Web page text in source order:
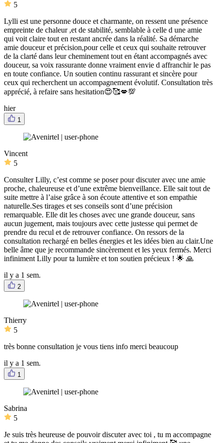
5
Lylli est une personne douce et charmante, on ressent une présence
empreinte de chaleur ,et de stabilité, semblable à celle d une amie
qui voit claire tout en restant ancrée dans la réalité. Sa démarche
amie douceur et précision,pour celle et ceux qui souhaite retrouver
de la clarté dans leur cheminement tout en étant accompagnés avec
douceur, sa voix rassurante donne vraiment envie d affranchir le pas
en toute confiance. Un soutien continu rassurant et sincère pour
ceux qui recherchent un accompagnement évolutif. Consultation très
apprécié, à refaire sans hesitation😍🥰💋💯
hier
1
Vincent
5
Consulter Lilly, c’est comme se poser pour discuter avec une amie
proche, chaleureuse et d’une extrême bienveillance. Elle sait tout de
suite mettre à l’aise grâce à son écoute attentive et son empathie
naturelle. ​Ses tirages et ses conseils sont d’une précision
remarquable. Elle dit les choses avec une grande douceur, sans
aucun jugement, mais toujours avec cette justesse qui permet de
prendre du recul et de retrouver confiance. On ressors de la
consultation rechargé en belles énergies et les idées bien au clair. ​Une
belle âme que je recommande sincèrement et les yeux fermés. Merci
infiniment Lilly pour ta lumière et ton soutien précieux ! 🌟 🙏
il y a 1 sem.
2
Thierry
5
très bonne consultation je vous tiens info merci beaucoup
il y a 1 sem.
1
Sabrina
5
Je suis très heureuse de pouvoir discuter avec toi , tu m accompagne